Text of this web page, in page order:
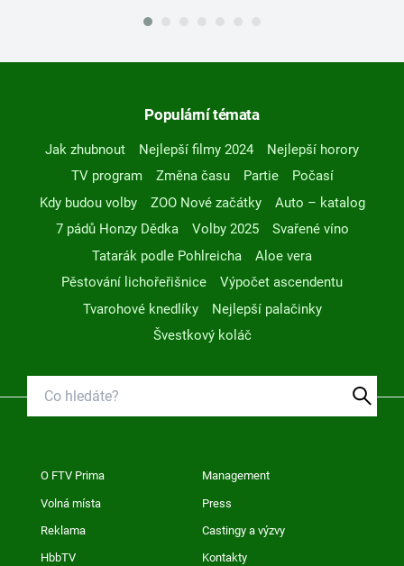
Populární témata
Jak zhubnout Nejlepší filmy 2024
Nejlepší horory
TV program
Změna času Partie
Počasí
Kdy budou volby
ZOO Nové začátky
Auto – katalog
7 pádů Honzy Dědka
Volby 2025
Svařené víno
Tatarák podle Pohlreicha
Aloe vera
Pěstování lichořeřišnice
Výpočet ascendentu
Tvarohové knedlíky
Nejlepší palačinky
Švestkový koláč
O FTV Prima Management
Volná místa Press
Reklama Castingy a výzvy
HbbTV Kontakty